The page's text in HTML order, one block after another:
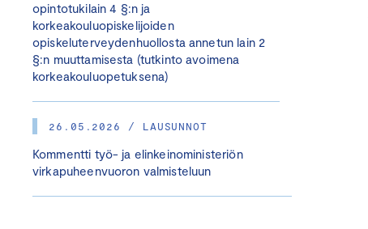
opintotukilain 4 §:n ja
korkeakouluopiskelijoiden
opiskeluterveydenhuollosta annetun lain 2
§:n muuttamisesta (tutkinto avoimena
korkeakouluopetuksena)
26.05.2026 / LAUSUNNOT
Kommentti työ- ja elinkeinoministeriön
virkapuheenvuoron valmisteluun